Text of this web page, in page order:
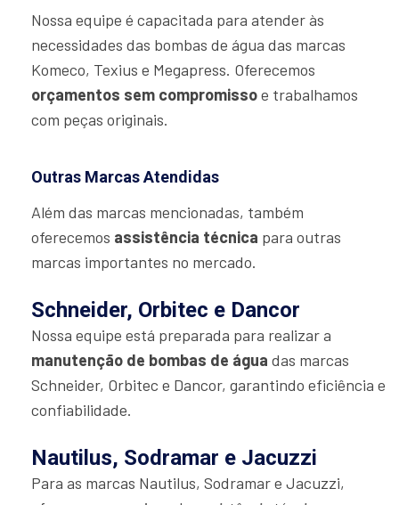
Nossa equipe é capacitada para atender às
necessidades das bombas de água das marcas
Komeco, Texius e Megapress. Oferecemos
orçamentos sem compromissoe trabalhamos
com peças originais.
Outras Marcas Atendidas
Além das marcas mencionadas, também
oferecemos assistência técnica para outras
marcas importantes no mercado.
Schneider, Orbitec e Dancor
Nossa equipe está preparada para realizar a
manutenção de bombas de água das marcas
Schneider, Orbitec e Dancor, garantindo eficiência e
confiabilidade.
Nautilus, Sodramar e Jacuzzi
Para as marcas Nautilus, Sodramar e Jacuzzi,